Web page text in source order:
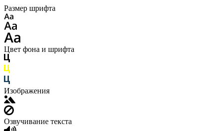
Размер шрифта
Цвет фона и шрифта
Изображения
Озвучивание текста